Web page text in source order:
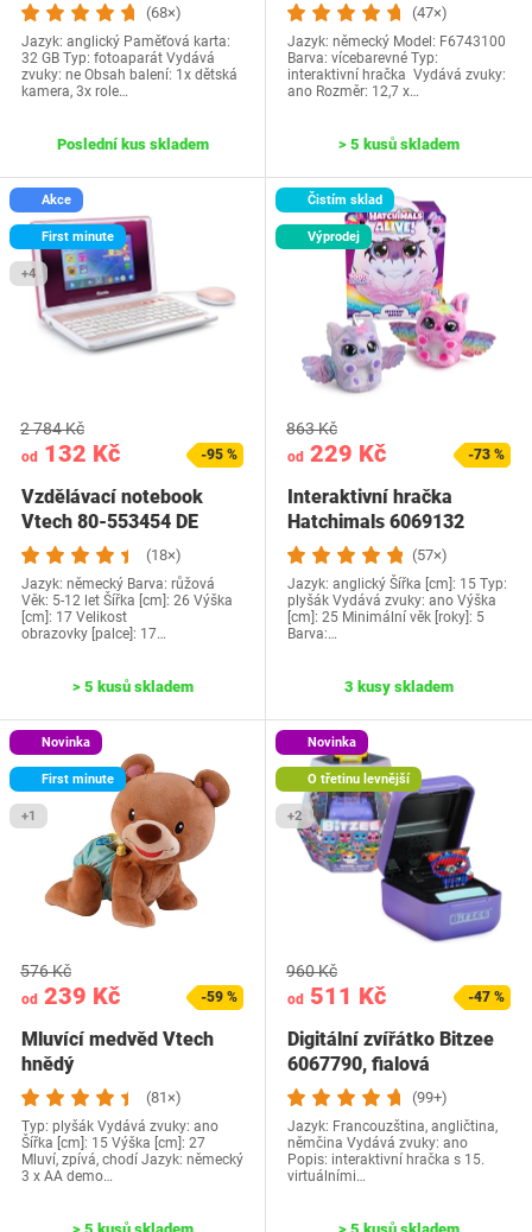
(68×)
Jazyk: anglický Paměťová karta:
32 GB Typ: fotoaparát Vydává
zvuky: ne Obsah balení: 1x dětská
kamera, 3x role…
Poslední kus skladem
(47×)
Jazyk: německý Model: F6743100
Barva: vícebarevné Typ:
interaktivní hračka Vydává zvuky:
ano Rozměr: ‎12,7 x…
> 5 kusů skladem
Akce
First minute
+4
od 132 Kč
2 784 Kč
-95 %
Vzdělávací notebook
Vtech 80-553454 DE
(18×)
Jazyk: německý Barva: růžová
Věk: 5-12 let Šířka [cm]: 26 Výška
[cm]: 17 Velikost
obrazovky [palce]: 17…
> 5 kusů skladem
Čistím sklad
Výprodej
od 229 Kč
863 Kč
-73 %
Interaktivní hračka
Hatchimals 6069132
(57×)
Jazyk: anglický Šířka [cm]: 15 Typ:
plyšák Vydává zvuky: ano Výška
[cm]: 25 Minimální věk [roky]: 5
Barva:…
3 kusy skladem
Novinka
First minute
+1
od 239 Kč
576 Kč
-59 %
Mluvící medvěd Vtech
hnědý
(81×)
Typ: plyšák Vydává zvuky: ano
Šířka [cm]: 15 Výška [cm]: 27
Mluví, zpívá, chodí Jazyk: německý
3 x AA demo…
Novinka
O třetinu levnější
+2
od 511 Kč
960 Kč
-47 %
Digitální zvířátko Bitzee
6067790, fialová
(99+)
Jazyk: Francouzština, angličtina,
němčina Vydává zvuky: ano
Popis: interaktivní hračka s 15.
virtuálními…